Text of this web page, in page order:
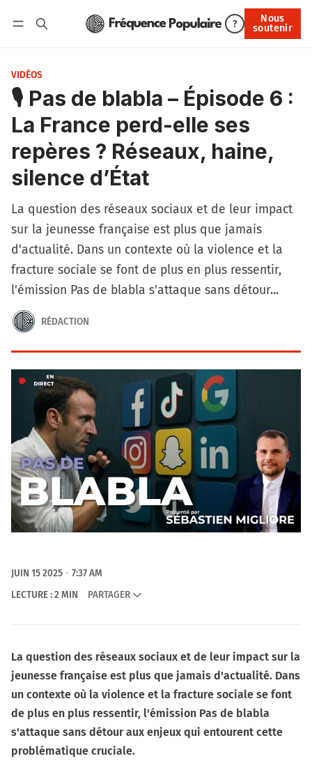
?
Nous
soutenir
Nous soutenir
VIDÉOS
🎙️ Pas de blabla – Épisode 6 :
La France perd-elle ses
repères ? Réseaux, haine,
silence d’État
La question des réseaux sociaux et de leur impact
sur la jeunesse française est plus que jamais
d'actualité. Dans un contexte où la violence et la
fracture sociale se font de plus en plus ressentir,
l'émission Pas de blabla s'attaque sans détour...
RÉDACTION
JUIN 15 2025
7:37 AM
LECTURE : 2 MIN
PARTAGER
La question des réseaux sociaux et de leur impact sur la
jeunesse française est plus que jamais d'actualité. Dans
un contexte où la violence et la fracture sociale se font
de plus en plus ressentir, l'émission Pas de blabla
s'attaque sans détour aux enjeux qui entourent cette
problématique cruciale.